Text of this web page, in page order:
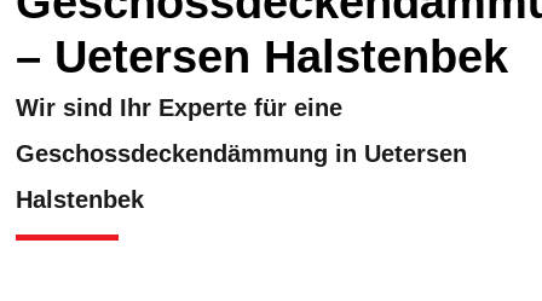
– Uetersen Halstenbek
Wir sind Ihr Experte für eine
Geschossdeckendämmung in Uetersen
Halstenbek